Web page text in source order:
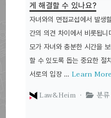
게 해결할 수 있나요?
자녀와의 면접교섭에서 발생
간의 의견 차이에서 비롯됩
모가 자녀와 충분한 시간을
할 수 있도록 돕는 중요한 절
서로의 입장 …Learn More
Law&Heim ·
분